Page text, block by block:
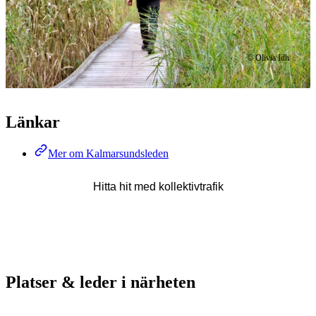
© Olivia Idh
Länkar
Mer om Kalmarsundsleden
Hitta hit med kollektivtrafik
Platser & leder i närheten